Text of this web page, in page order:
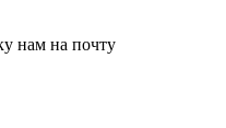
нам на почту